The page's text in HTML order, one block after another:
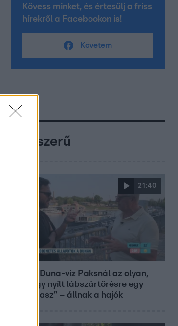
Kövess minket, és értesülj a friss
hírekről a Facebookon is!
Követem
Népszerű
21:40
„10 cm Duna-víz Paksnál az olyan,
mint egy nyílt lábszártörésre egy
sebtapasz” – állnak a hajók